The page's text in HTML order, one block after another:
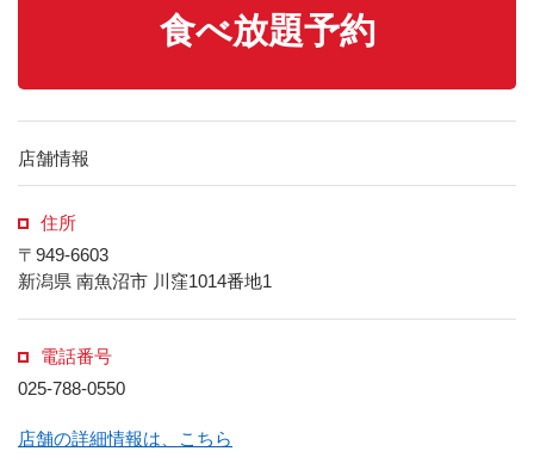
食べ放題予約
店舗情報
住所
〒949-6603
新潟県 南魚沼市 川窪1014番地1
電話番号
025-788-0550
店舗の詳細情報は、こちら